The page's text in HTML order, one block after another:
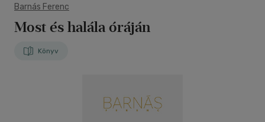
Barnás Ferenc
Most és halála óráján
Könyv